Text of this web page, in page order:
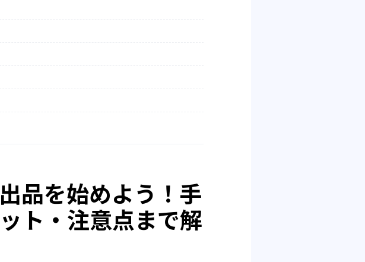
品を始めよう！手
ト・注意点まで解